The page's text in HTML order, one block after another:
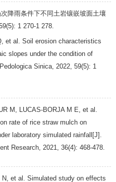
降雨条件下不同土岩镶嵌坡面土壤
(5): 1 270-1 278.
, et al. Soil erosion characteristics
slopes under the condition of
Sinica 2022 59(5): 1
M LUCAS-BORJA M E , et al.
rate of rice straw mulch on
laboratory simulated rainfall[J].
Research 2021 36(4): 468-478.
N , et al. Simulated study on effects